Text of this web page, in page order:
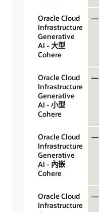
Oracle Cloud
Infrastructure
Generative
AI - 大型
Cohere
—
Oracle Cloud
Infrastructure
Generative
AI - 小型
Cohere
—
Oracle Cloud
Infrastructure
Generative
AI - 內嵌
Cohere
—
Oracle Cloud
Infrastructure
—